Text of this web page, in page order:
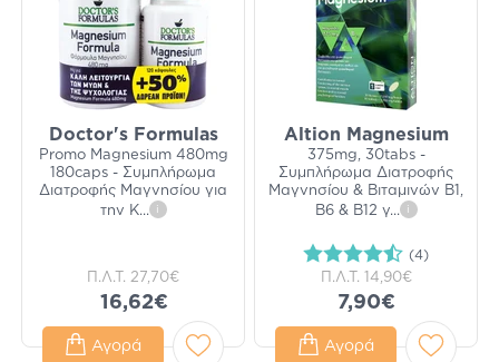
Doctor's Formulas
Promo Magnesium 480mg
180caps - Συμπλήρωμα
Διατροφής Μαγνησίου για
την Κ... i
Π.Λ.Τ. 27,70€
16,62€
Αγορά
Altion Magnesium
375mg, 30tabs -
Συμπλήρωμα Διατροφής
Μαγνησίου & Βιταμινών Β1,
Β6 & Β12 γ... i
(4)
Π.Λ.Τ. 14,90€
7,90€
Αγορά